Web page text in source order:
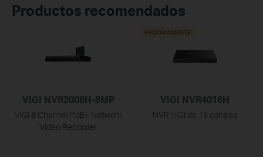
Productos recomendados
VIGI NVR2008H-8MP
VIGI 8 Channel PoE+ Network
Video Recorder
VIGI NVR4016H
NVR VIGI de 16 canales
PRÓXIMAMENTE